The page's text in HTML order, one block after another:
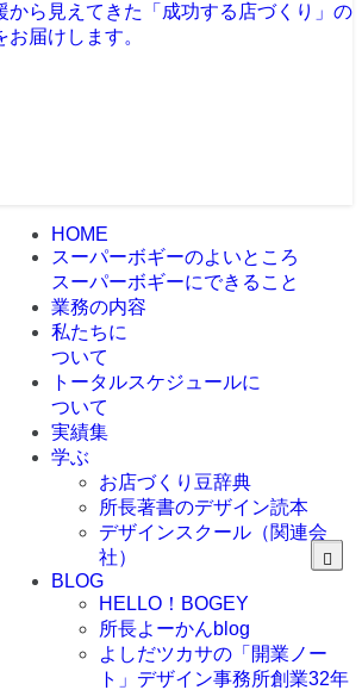
から見えてきた「成功する店づくり」の
お届けします。
HOME
スーパーボギーのよいところ
スーパーボギーにできること
業務の内容
私たちに
ついて
トータルスケジュールに
ついて
実績集
学ぶ
お店づくり豆辞典
所長著書のデザイン読本
デザインスクール（関連会
社）
BLOG
HELLO！BOGEY
所長よーかんblog
よしだツカサの「開業ノー
ト」 デザイン事務所創業32年